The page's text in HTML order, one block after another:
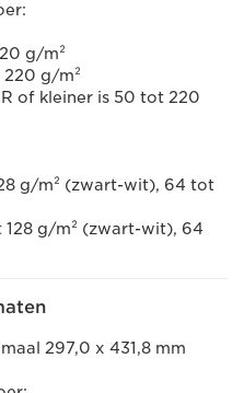
g/m²
220 g/m²
of kleiner is 50 tot 220
g/m² (zwart-wit), 64 tot
g/m² (zwart-wit), 64
297,0 x 431,8 mm